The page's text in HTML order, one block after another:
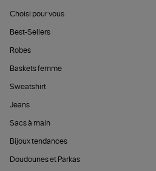
Choisi pour vous
Best-Sellers
Robes
Baskets femme
Sweatshirt
Jeans
Sacs à main
Bijoux tendances
Doudounes et Parkas